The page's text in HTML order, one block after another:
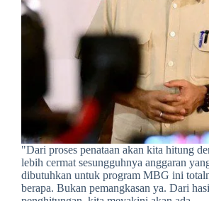
​"Dari proses penataan akan kita hitung
lebih cermat sesungguhnya anggaran
dibutuhkan untuk program MBG ini
berapa. Bukan pemangkasan ya. Dari